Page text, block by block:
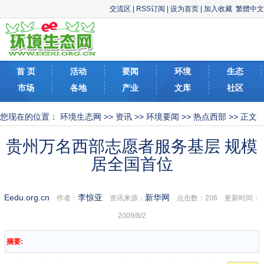
交流区 RSS订阅 设为首页 加入收藏 繁體中文
首 页 活动 要闻 环境
生态
市场
各地 产业 文库 社区
您现在的位置： 环境生态网 >> 资讯 >> 环境要闻 >> 热点西部 >> 正文
贵州万名西部志愿者服务基层 规模
居全国首位
Eedu.org.cn 作者： 李惊亚 资讯来源： 新华网 点击数： 206 更新时间：
2009/8/2
摘要: